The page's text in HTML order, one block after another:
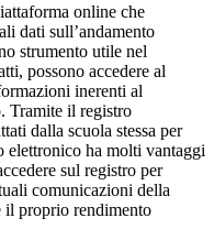
online che
dati sull’andamento
strumento utile nel
possono accedere al
inerenti al
Tramite il registro
dalla scuola stessa per
ha molti vantaggi
sul registro per
comunicazioni della
il proprio rendimento